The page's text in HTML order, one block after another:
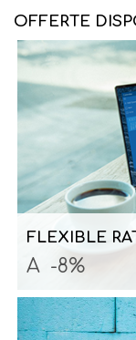
OFFERTE
FLEXIBLE
A -8%